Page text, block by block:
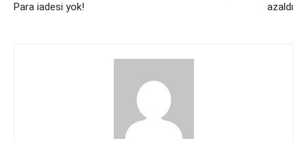
Para iadesi yok!
azaldı